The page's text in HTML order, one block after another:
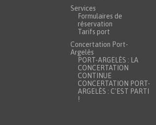
Services
Formulaires de
réservation
Tarifs port
Concertation Port-
Argelès
PORT-ARGELÈS : LA
CONCERTATION
CONTINUE
CONCERTATION PORT-
ARGELÈS : C'EST PARTI
!